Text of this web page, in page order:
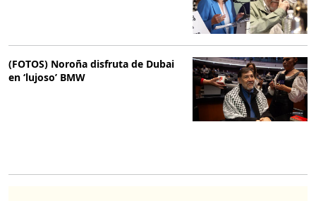
(FOTOS) Noroña disfruta de Dubai
en ‘lujoso’ BMW